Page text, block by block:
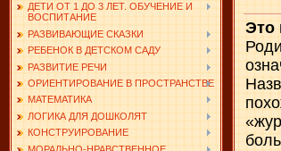
ДЕТИ ОТ 1 ДО 3 ЛЕТ. ОБУЧЕНИЕ И
ВОСПИТАНИЕ
РАЗВИВАЮЩИЕ СКАЗКИ
РЕБЕНОК В ДЕТСКОМ САДУ
РАЗВИТИЕ РЕЧИ
ОРИЕНТИРОВАНИЕ В ПРОСТРАНСТВЕ
МАТЕМАТИКА
ЛОГИКА ДЛЯ ДОШКОЛЯТ
КОНСТРУИРОВАНИЕ
МОРАЛЬНО-НРАВСТВЕННОЕ
Это